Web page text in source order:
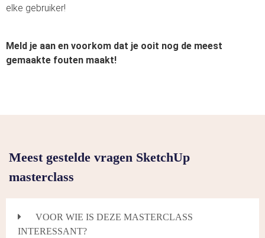
elke gebruiker!
Meld je aan en voorkom dat je ooit nog de meest
gemaakte fouten maakt!
Meest gestelde vragen SketchUp
masterclass
VOOR WIE IS DEZE MASTERCLASS
INTERESSANT?